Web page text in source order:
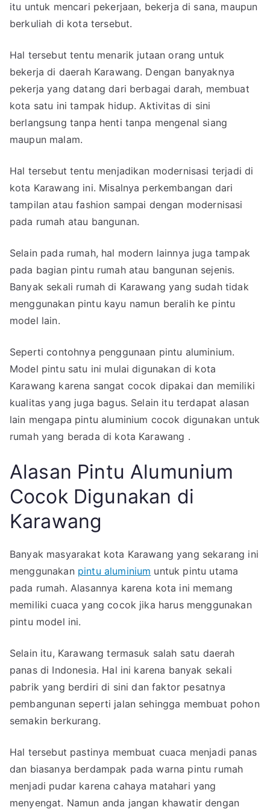
itu untuk mencari pekerjaan, bekerja di sana, maupun
berkuliah di kota tersebut.
Hal tersebut tentu menarik jutaan orang untuk
bekerja di daerah Karawang. Dengan banyaknya
pekerja yang datang dari berbagai darah, membuat
kota satu ini tampak hidup. Aktivitas di sini
berlangsung tanpa henti tanpa mengenal siang
maupun malam.
Hal tersebut tentu menjadikan modernisasi terjadi di
kota Karawang ini. Misalnya perkembangan dari
tampilan atau fashion sampai dengan modernisasi
pada rumah atau bangunan.
Selain pada rumah, hal modern lainnya juga tampak
pada bagian pintu rumah atau bangunan sejenis.
Banyak sekali rumah di Karawang yang sudah tidak
menggunakan pintu kayu namun beralih ke pintu
model lain.
Seperti contohnya penggunaan pintu aluminium.
Model pintu satu ini mulai digunakan di kota
Karawang karena sangat cocok dipakai dan memiliki
kualitas yang juga bagus. Selain itu terdapat alasan
lain mengapa pintu aluminium cocok digunakan untuk
rumah yang berada di kota Karawang .
Alasan Pintu Alumunium
Cocok Digunakan di
Karawang
Banyak masyarakat kota Karawang yang sekarang ini
menggunakan pintu aluminium untuk pintu utama
pada rumah. Alasannya karena kota ini memang
memiliki cuaca yang cocok jika harus menggunakan
pintu model ini.
Selain itu, Karawang termasuk salah satu daerah
panas di Indonesia. Hal ini karena banyak sekali
pabrik yang berdiri di sini dan faktor pesatnya
pembangunan seperti jalan sehingga membuat pohon
semakin berkurang.
Hal tersebut pastinya membuat cuaca menjadi panas
dan biasanya berdampak pada warna pintu rumah
menjadi pudar karena cahaya matahari yang
menyengat. Namun anda jangan khawatir dengan